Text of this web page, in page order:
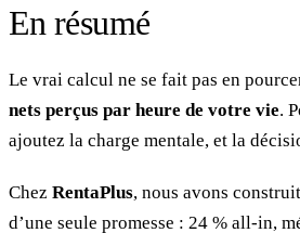
En résumé
Le vrai calcul ne se fait pas en
nets perçus par heure de votre vie.
ajoutez la charge mentale, et la
Chez RentaPlus, nous avons
d’une seule promesse : 24 % all-in,